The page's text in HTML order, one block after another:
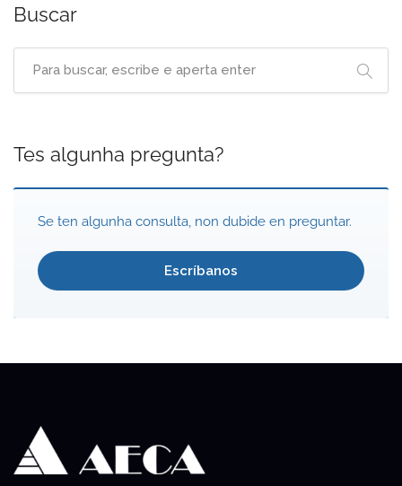
Buscar
Tes algunha pregunta?
Se ten algunha consulta, non dubide en preguntar.
Escríbanos